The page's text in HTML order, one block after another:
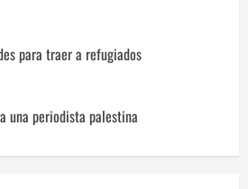
para traer a refugiados
una periodista palestina